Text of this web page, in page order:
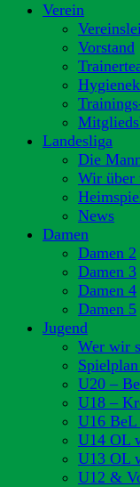
Verein
Vorstand
Landesliga
Die
Wir über
News
Damen
Damen 2
Damen 3
Damen 4
Damen 5
Jugend
Wer wir
U20 –
U18 –
U16
U14 OL
U13 OL
U12 &